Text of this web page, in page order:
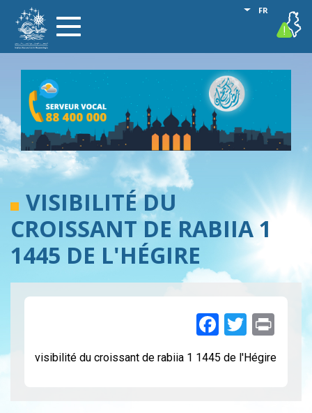
contenu
Toggle
navigation
FR
Lister les
vigilance
VISIBILITÉ DU
CROISSANT DE RABIIA 1
1445 DE L'HÉGIRE
visibilité du croissant de rabiia 1 1445 de l'Hégire